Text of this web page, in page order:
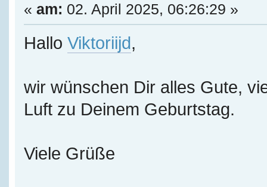
« am: 02. April 2025, 06:26:29 »
Hallo Viktoriijd,
wir wünschen Dir alles Gute,
Luft zu Deinem Geburtstag.
Viele Grüße